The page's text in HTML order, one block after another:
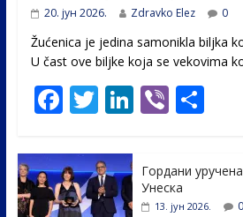
20. јун 2026. Zdravko Elez 0
Žućenica je jedina samonikla biljka
U čast ovе biljke koja se vekovima
F
e
b
T
itt
er
Li
e
Vi S
e
Гордани
Унеска
13. јун 2026. 0